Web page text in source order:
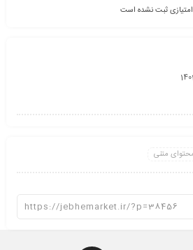
امتیازی ثبت نشده است
متنی